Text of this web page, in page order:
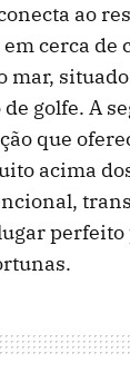
ao
cerca de
mar,
golfe. A
que
acima